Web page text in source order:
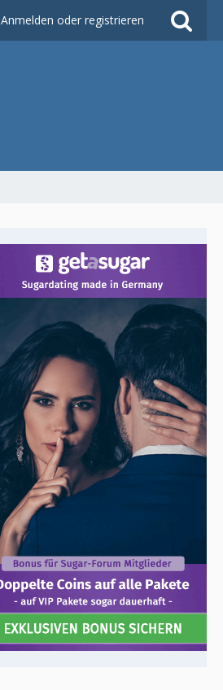
Anmelden oder registrieren